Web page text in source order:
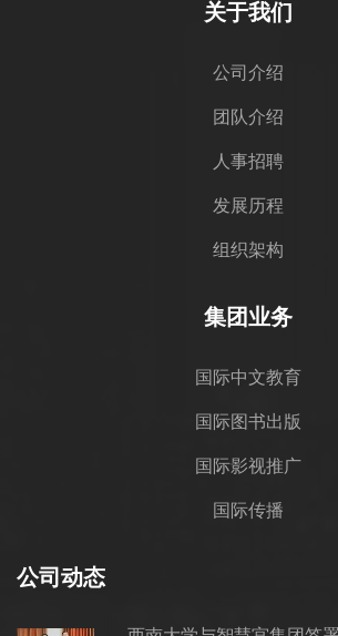
关于我们
公司介绍
团队介绍
人事招聘
发展历程
组织架构
集团业务
国际中文教育
国际图书出版
国际影视推广
国际传播
公司动态